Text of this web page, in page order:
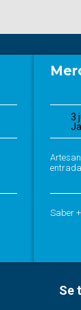
3
entrada
Saber +
Se